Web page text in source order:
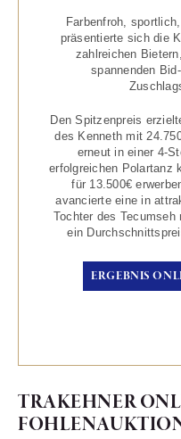
Farbenfroh,
präsentierte sich die
zahlreichen
spannenden
Den Spitzenpreis
des Kenneth mit
erneut in einer 4-
erfolgreichen Polartanz
für 13.500€
avancierte eine in
Tochter des
ein
ERGEBNIS
TRAKEHNER